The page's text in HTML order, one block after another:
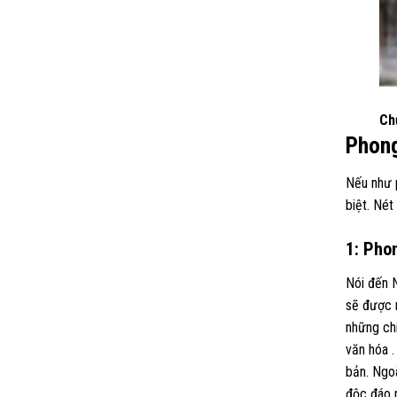
Nếu như
biệt. Nét
1:
Nói đến
sẽ được
những
văn hóa
bản.